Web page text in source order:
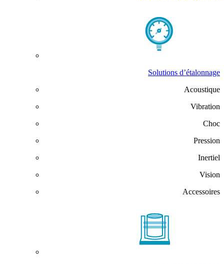
Solutions d’étalonnage
Acoustique
Vibration
Choc
Pression
Inertiel
Vision
Accessoires